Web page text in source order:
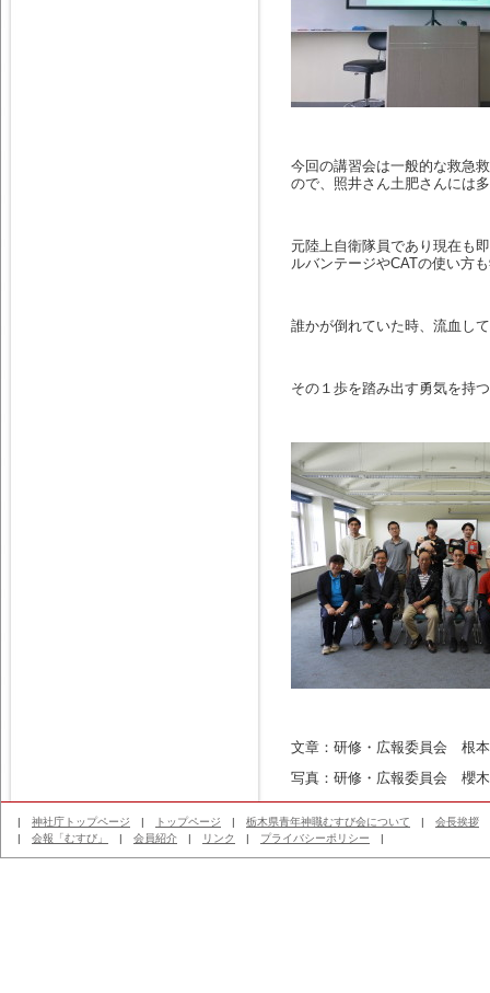
今回の講習会は一般的な救急
ので、照井さん土肥さんには
元陸上自衛隊員であり現在も
ルバンテージやCATの使い方
誰かが倒れていた時、流血し
その１歩を踏み出す勇気を持
文章：研修・広報委員会 根本
写真：研修・広報委員会 櫻木
| 神社庁トップページ | トップページ | 栃木県青年神職むすび会について | 会長挨拶
| 会報「むすび」 | 会員紹介 | リンク | プライバシーポリシー |